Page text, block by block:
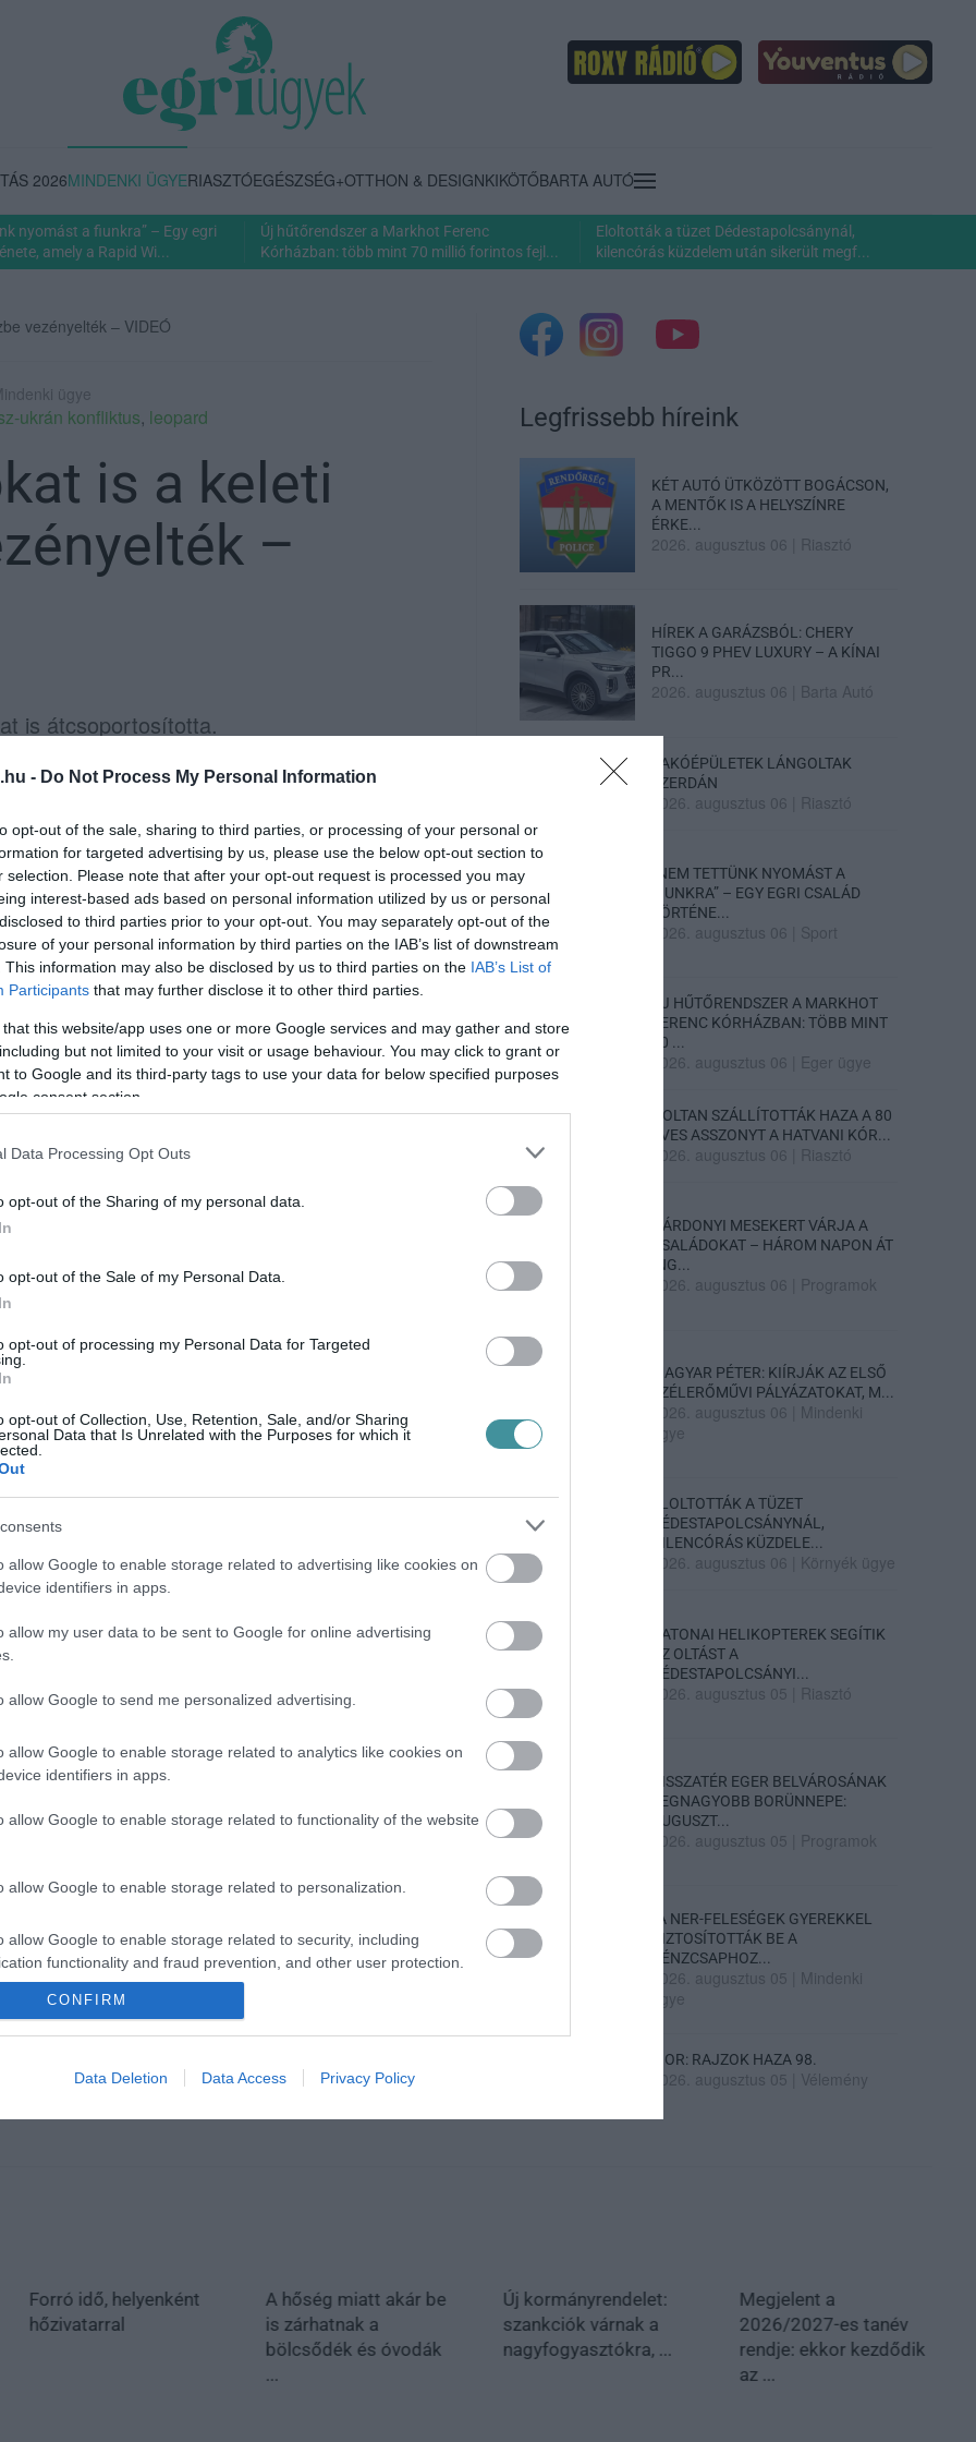
- Do Not Process My Personal Information
opt-out of the sale, sharing to third parties, or processing of your personal or
for targeted advertising by us, please use the below opt-out section to
selection. Please note that after your opt-out request is processed you may
interest-based ads based on personal information utilized by us or personal
to third parties prior to your opt-out. You may separately opt-out of the
of your personal information by third parties on the IAB’s list of downstream
This information may also be disclosed by us to third parties on the IAB’s List of
Participants that may further disclose it to other third parties.
that this website/app uses one or more Google services and may gather and store
but not limited to your visit or usage behaviour. You may click to grant or
to Google and its third-party tags to use your data for below specified purposes
consent section.
Data Processing Opt Outs
opt-out of the Sharing of my personal data.
opt-out of the Sale of my Personal Data.
opt-out of processing my Personal Data for Targeted
opt-out of Collection, Use, Retention, Sale, and/or Sharing
Data that Is Unrelated with the Purposes for which it
allow Google to enable storage related to advertising like cookies on
identifiers in apps.
allow my user data to be sent to Google for online advertising
allow Google to send me personalized advertising.
allow Google to enable storage related to analytics like cookies on
identifiers in apps.
allow Google to enable storage related to functionality of the website
allow Google to enable storage related to personalization.
allow Google to enable storage related to security, including
functionality and fraud prevention, and other user protection.
CONFIRM
Data Deletion Data Access Privacy Policy
2026MINDENKI ÜGYERIASZTÓEGÉSZSÉG+OTTHON & DESIGNKIKÖTŐBARTA AUTÓ
nyomást a fiunkra” – Egy egri
amely a Rapid Wi...
Új hűtőrendszer a Markhot Ferenc
Kórházban: több mint 70 millió forintos fejl...
Eloltották a tüzet Dédestapolcsánynál,
kilencórás küzdelem után sikerült megf...
vezényelték – VIDEÓ
ügye
ukrán konfliktus, leopard
is a keleti
–
is átcsoportosította.
közölte, hogy a keleti
célokat szolgáló Leopard 2A4HU
természetesen a videóból nem
információkat.
, hogy a honvédség egységeinek
se képet, se videót.
forrása: Magyar Honvédség / Facebook
az EGRI ÜGYEK Google Hírek oldalán!
Legfrissebb híreink
KÉT AUTÓ ÜTKÖZÖTT BOGÁCSON,
A MENTŐK IS A HELYSZÍNRE
ÉRKE...
2026. augusztus 06 Riasztó
HÍREK A GARÁZSBÓL: CHERY
TIGGO 9 PHEV LUXURY – A KÍNAI
PR...
2026. augusztus 06 Barta Autó
LAKÓÉPÜLETEK LÁNGOLTAK
SZERDÁN
2026. augusztus 06 Riasztó
„NEM TETTÜNK NYOMÁST A
FIUNKRA” – EGY EGRI CSALÁD
TÖRTÉNE...
2026. augusztus 06 Sport
ÚJ HŰTŐRENDSZER A MARKHOT
FERENC KÓRHÁZBAN: TÖBB MINT
70 ...
2026. augusztus 06 Eger ügye
HOLTAN SZÁLLÍTOTTÁK HAZA A 80
ÉVES ASSZONYT A HATVANI KÓR...
2026. augusztus 06 Riasztó
GÁRDONYI MESEKERT VÁRJA A
CSALÁDOKAT – HÁROM NAPON ÁT
ING...
2026. augusztus 06 Programok
MAGYAR PÉTER: KIÍRJÁK AZ ELSŐ
SZÉLERŐMŰVI PÁLYÁZATOKAT, M...
2026. augusztus 06
Mindenki
ügye
ELOLTOTTÁK A TÜZET
DÉDESTAPOLCSÁNYNÁL,
KILENCÓRÁS KÜZDELE...
2026. augusztus 06 Környék ügye
KATONAI HELIKOPTEREK SEGÍTIK
AZ OLTÁST A
DÉDESTAPOLCSÁNYI...
2026. augusztus 05 Riasztó
VISSZATÉR EGER BELVÁROSÁNAK
LEGNAGYOBB BORÜNNEPE:
AUGUSZT...
2026. augusztus 05 Programok
„A NER-FELESÉGEK GYEREKKEL
BIZTOSÍTOTTÁK BE A
PÉNZCSAPHOZ...
2026. augusztus 05
Mindenki
ügye
SIOR: RAJZOK HAZA 98.
2026. augusztus 05 Vélemény
Forró idő, helyenként
hőzivatarral
A hőség miatt akár be
is zárhatnak a
bölcsődék és óvodák
...
Új kormányrendelet:
szankciók várnak a
nagyfogyasztókra, ...
Megjelent a
2026/2027-es tanév
rendje: ekkor kezdődik
az ...